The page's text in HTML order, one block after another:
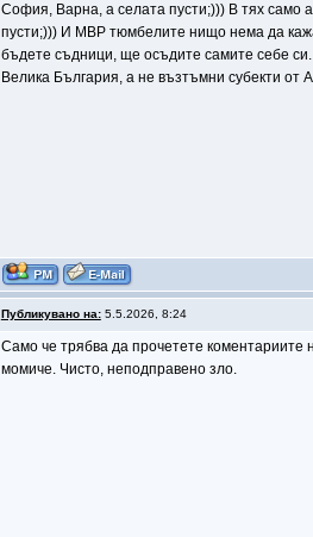
София, Варна, а селата пусти;))) В тях само
пусти;))) И МВР тюмбелите нищо нема да
бъдете съдници, ще осъдите самите себе
Велика България, а не възтъмни субекти от
Публикувано на:5.5.2026, 8:24
Само че трябва да прочетете коментариите
момиче. Чисто, неподправено зло.